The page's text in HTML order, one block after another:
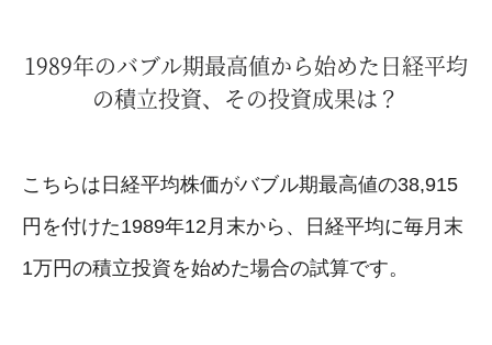
1989年のバブル期最高値から始めた日経平均
の積立投資、その投資成果は？
こちらは日経平均株価がバブル期最高値の38,915
円を付けた1989年12月末から、日経平均に毎月末
1万円の積立投資を始めた場合の試算です。